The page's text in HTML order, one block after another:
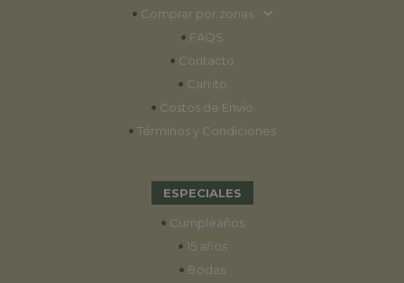
• Comprar por zonas
• FAQS
• Contacto
• Carrito
• Costos de Envío
• Términos y Condiciones
ESPECIALES
• Cumpleaños
• 15 años
• Bodas